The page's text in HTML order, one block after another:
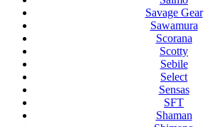
Savage Gear
Sawamura
Scorana
Scotty
Sebile
Select
Sensas
SFT
Shaman